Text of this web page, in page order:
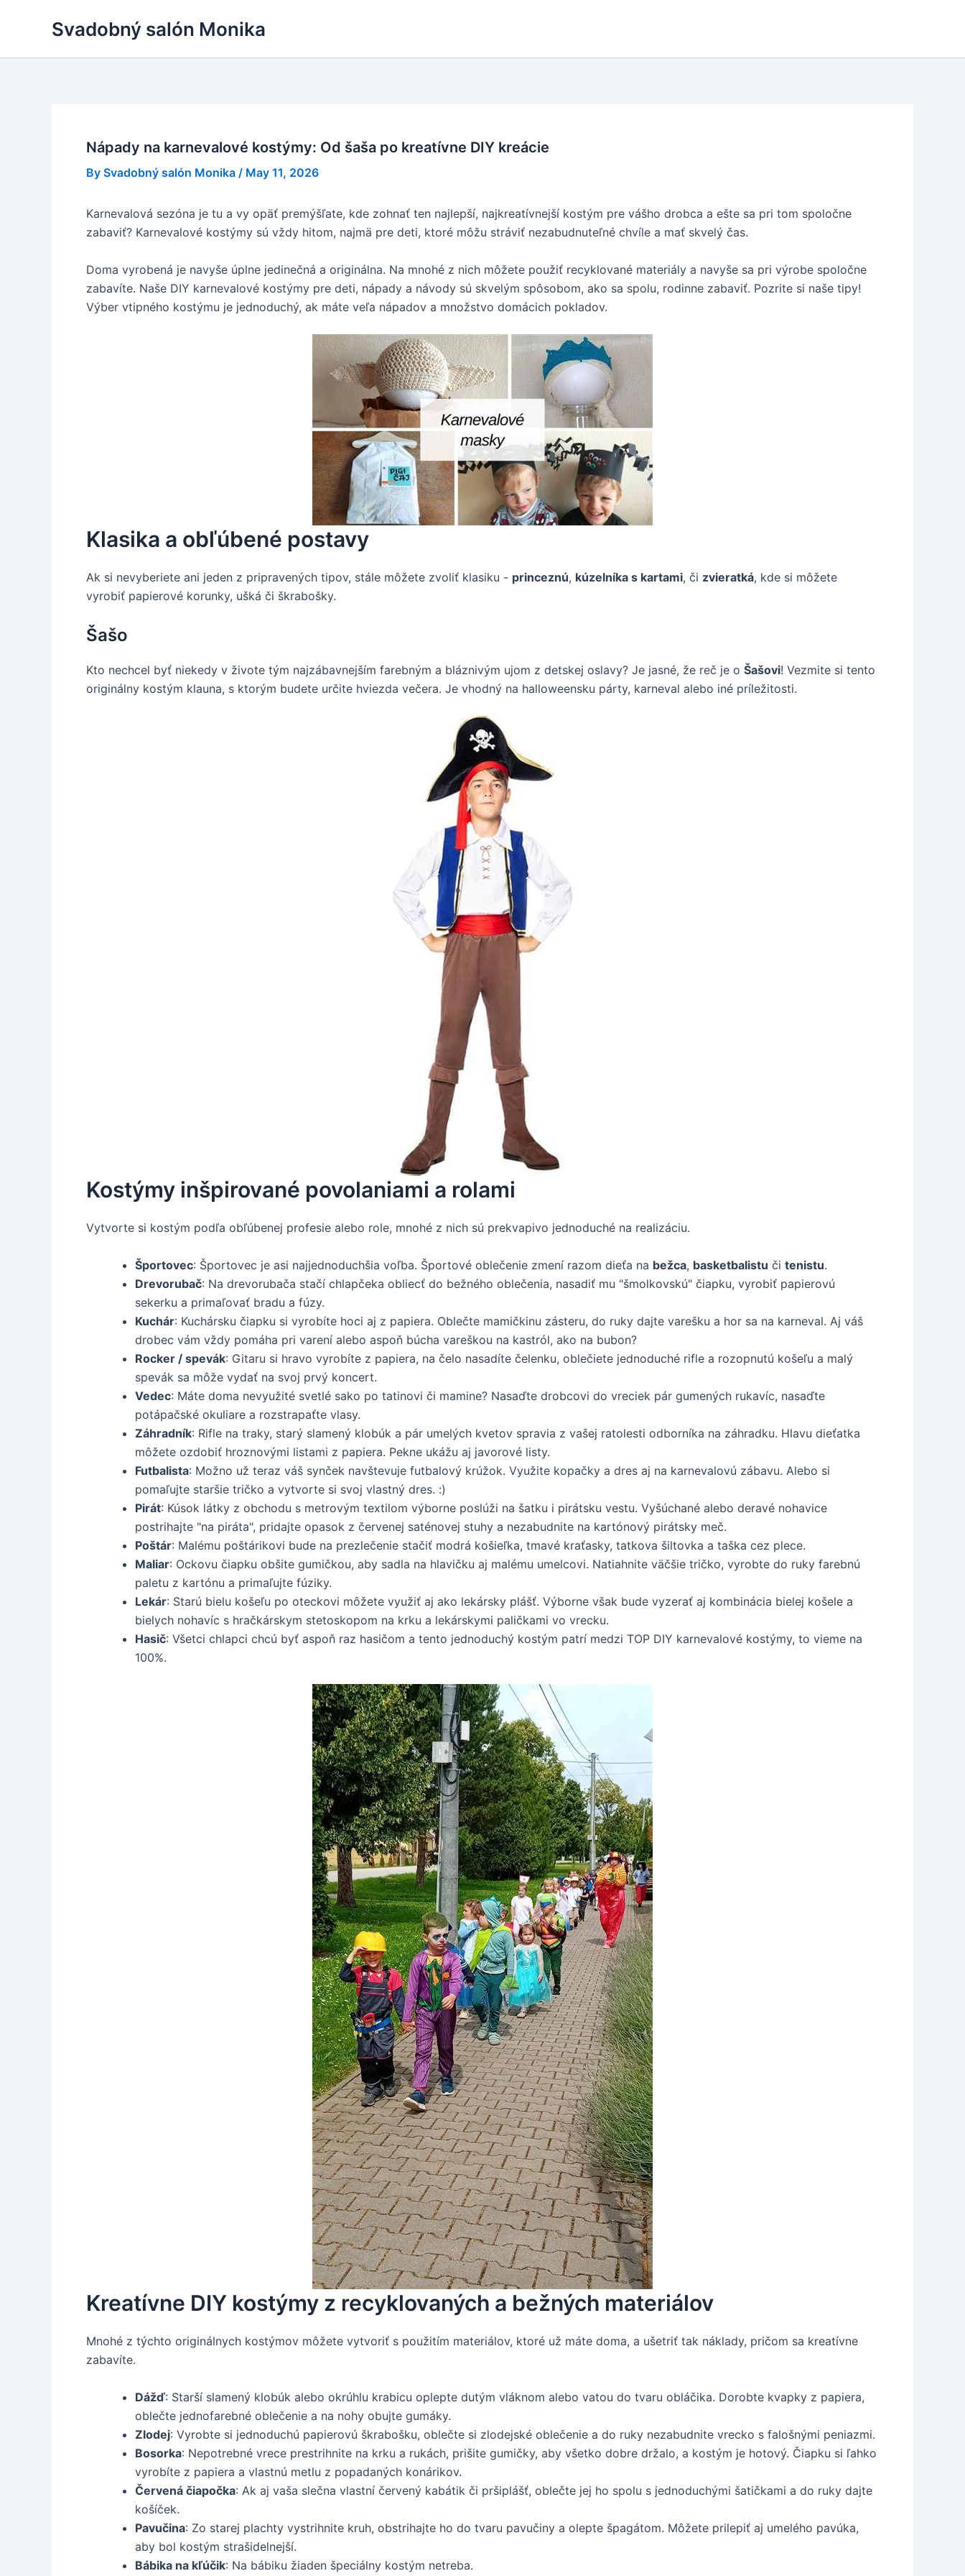
Svadobný salón Monika
Nápady na karnevalové kostýmy: Od šaša po kreatívne DIY kreácie
By Svadobný salón Monika / May 11, 2026
Karnevalová sezóna je tu a vy opäť premýšľate, kde zohnať ten najlepší, najkreatívnejší kostým pre vášho drobca a ešte sa pri tom spoločne
zabaviť? Karnevalové kostýmy sú vždy hitom, najmä pre deti, ktoré môžu stráviť nezabudnuteľné chvíle a mať skvelý čas.
Doma vyrobená je navyše úplne jedinečná a originálna. Na mnohé z nich môžete použiť recyklované materiály a navyše sa pri výrobe spoločne
zabavíte. Naše DIY karnevalové kostýmy pre deti, nápady a návody sú skvelým spôsobom, ako sa spolu, rodinne zabaviť. Pozrite si naše tipy!
Výber vtipného kostýmu je jednoduchý, ak máte veľa nápadov a množstvo domácich pokladov.
Klasika a obľúbené postavy
Ak si nevyberiete ani jeden z pripravených tipov, stále môžete zvoliť klasiku - princeznú, kúzelníka s kartami, či zvieratká, kde si môžete
vyrobiť papierové korunky, ušká či škrabošky.
Šašo
Kto nechcel byť niekedy v živote tým najzábavnejším farebným a bláznivým ujom z detskej oslavy? Je jasné, že reč je o Šašovi! Vezmite si tento
originálny kostým klauna, s ktorým budete určite hviezda večera. Je vhodný na halloweensku párty, karneval alebo iné príležitosti.
Kostýmy inšpirované povolaniami a rolami
Vytvorte si kostým podľa obľúbenej profesie alebo role, mnohé z nich sú prekvapivo jednoduché na realizáciu.
Športovec: Športovec je asi najjednoduchšia voľba. Športové oblečenie zmení razom dieťa na bežca, basketbalistu či tenistu.
Drevorubač: Na drevorubača stačí chlapčeka obliecť do bežného oblečenia, nasadiť mu "šmolkovskú" čiapku, vyrobiť papierovú
sekerku a primaľovať bradu a fúzy.
Kuchár: Kuchársku čiapku si vyrobíte hoci aj z papiera. Oblečte mamičkinu zásteru, do ruky dajte varešku a hor sa na karneval. Aj váš
drobec vám vždy pomáha pri varení alebo aspoň búcha vareškou na kastról, ako na bubon?
Rocker / spevák: Gitaru si hravo vyrobíte z papiera, na čelo nasadíte čelenku, oblečiete jednoduché rifle a rozopnutú košeľu a malý
spevák sa môže vydať na svoj prvý koncert.
Vedec: Máte doma nevyužité svetlé sako po tatinovi či mamine? Nasaďte drobcovi do vreciek pár gumených rukavíc, nasaďte
potápačské okuliare a rozstrapaťte vlasy.
Záhradník: Rifle na traky, starý slamený klobúk a pár umelých kvetov spravia z vašej ratolesti odborníka na záhradku. Hlavu dieťatka
môžete ozdobiť hroznovými listami z papiera. Pekne ukážu aj javorové listy.
Futbalista: Možno už teraz váš synček navštevuje futbalový krúžok. Využite kopačky a dres aj na karnevalovú zábavu. Alebo si
pomaľujte staršie tričko a vytvorte si svoj vlastný dres. :)
Pirát: Kúsok látky z obchodu s metrovým textilom výborne poslúži na šatku i pirátsku vestu. Vyšúchané alebo deravé nohavice
postrihajte "na piráta", pridajte opasok z červenej saténovej stuhy a nezabudnite na kartónový pirátsky meč.
Poštár: Malému poštárikovi bude na prezlečenie stačiť modrá košieľka, tmavé kraťasky, tatkova šiltovka a taška cez plece.
Maliar: Ockovu čiapku obšite gumičkou, aby sadla na hlavičku aj malému umelcovi. Natiahnite väčšie tričko, vyrobte do ruky farebnú
paletu z kartónu a primaľujte fúziky.
Lekár: Starú bielu košeľu po oteckovi môžete využiť aj ako lekársky plášť. Výborne však bude vyzerať aj kombinácia bielej košele a
bielych nohavíc s hračkárskym stetoskopom na krku a lekárskymi paličkami vo vrecku.
Hasič: Všetci chlapci chcú byť aspoň raz hasičom a tento jednoduchý kostým patrí medzi TOP DIY karnevalové kostýmy, to vieme na
100%.
Kreatívne DIY kostýmy z recyklovaných a bežných materiálov
Mnohé z týchto originálnych kostýmov môžete vytvoriť s použitím materiálov, ktoré už máte doma, a ušetriť tak náklady, pričom sa kreatívne
zabavíte.
Dážď: Starší slamený klobúk alebo okrúhlu krabicu oplepte dutým vláknom alebo vatou do tvaru obláčika. Dorobte kvapky z papiera,
oblečte jednofarebné oblečenie a na nohy obujte gumáky.
Zlodej: Vyrobte si jednoduchú papierovú škrabošku, oblečte si zlodejské oblečenie a do ruky nezabudnite vrecko s falošnými peniazmi.
Bosorka: Nepotrebné vrece prestrihnite na krku a rukách, prišite gumičky, aby všetko dobre držalo, a kostým je hotový. Čiapku si ľahko
vyrobíte z papiera a vlastnú metlu z popadaných konárikov.
Červená čiapočka: Ak aj vaša slečna vlastní červený kabátik či pršiplášť, oblečte jej ho spolu s jednoduchými šatičkami a do ruky dajte
košíček.
Pavučina: Zo starej plachty vystrihnite kruh, obstrihajte ho do tvaru pavučiny a olepte špagátom. Môžete prilepiť aj umelého pavúka,
aby bol kostým strašidelnejší.
Bábika na kľúčik: Na bábiku žiaden špeciálny kostým netreba.